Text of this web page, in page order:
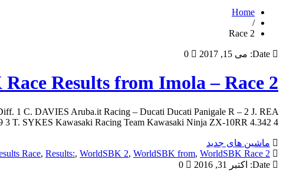
Home
/
Race 2
Date: می 15, 2017 0
Results from Imola – Race 2
1 C. DAVIES Aruba.it Racing – Ducati Ducati Panigale R – 2 J. REA
T. SYKES Kawasaki Racing Team Kawasaki Ninja ZX-10RR 4.342 4 […]
ماشین های جدید
2 from
Race, Results:, WorldSBK 2, WorldSBK from, WorldSBK Race
Date:
اکتبر 31, 2016 0